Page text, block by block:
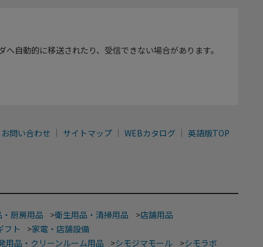
自動的に移送されたり、受信できない場合があります。
お問い合わせ サイトマップ WEBカタログ 英語版TOP
厨房用品 >衛生用品・清掃用品 >店舗用品
フト
>家電・店舗設備
用品・クリーンルーム用品
>シモジマモール >シモラボ